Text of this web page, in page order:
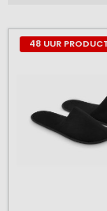
48 UUR